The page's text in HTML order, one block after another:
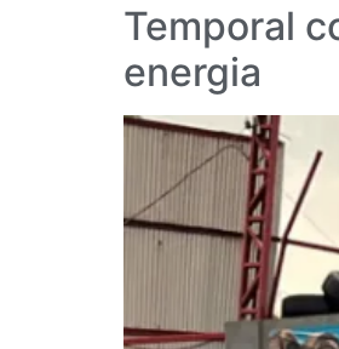
Temporal
energia